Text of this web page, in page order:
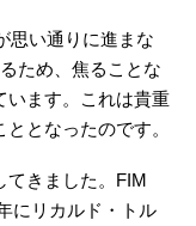
思い通りに進まな
ため、焦ることな
います。これは貴重
となったのです。
てきました。FIM
にリカルド・トル